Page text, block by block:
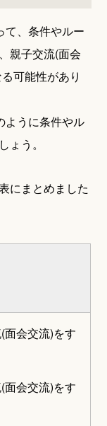
て、条件やルー
親子交流(面会
可能性があり
ように条件やル
う。
にまとめました
面会交流)をす
面会交流)をす